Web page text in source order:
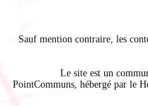
Sauf mention contraire, les
Le site est un
PointCommuns , hébergé par le